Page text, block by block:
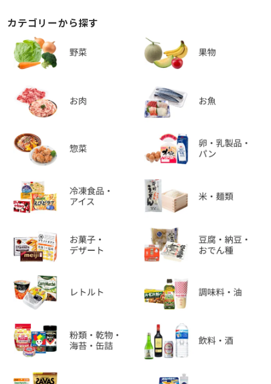
カテゴリーから探す